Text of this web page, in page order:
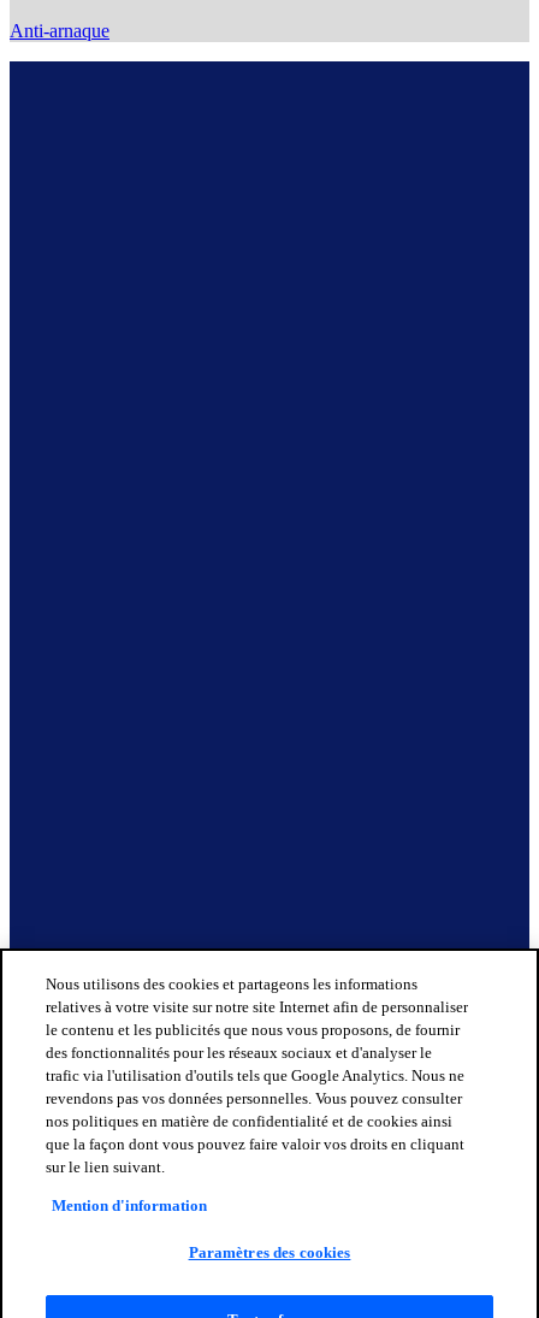
Anti-arnaque
Nous utilisons des cookies et partageons les informations
relatives à votre visite sur notre site Internet afin de personnaliser
le contenu et les publicités que nous vous proposons, de fournir
des fonctionnalités pour les réseaux sociaux et d'analyser le
trafic via l'utilisation d'outils tels que Google Analytics. Nous ne
revendons pas vos données personnelles. Vous pouvez consulter
nos politiques en matière de confidentialité et de cookies ainsi
que la façon dont vous pouvez faire valoir vos droits en cliquant
sur le lien suivant.
Mention d'information
Paramètres des cookies